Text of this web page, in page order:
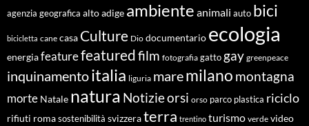
agenzia geografica alto adige ambiente animali auto bici
bicicletta cane casa Culture Dio documentario ecologia
energiafeaturefeaturedfilm fotografia gatto gay greenpeace
inquinamentoitalia liguria maremilano montagna
morte Natale natura Notizieorsi orso parco plastica riciclo
rifiuti roma sostenibilità svizzeraterra trentino turismo verde video